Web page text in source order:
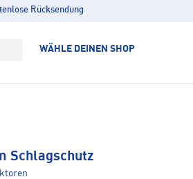
Rücksendung
WÄHLE DEINEN SHOP
Schlagschutz